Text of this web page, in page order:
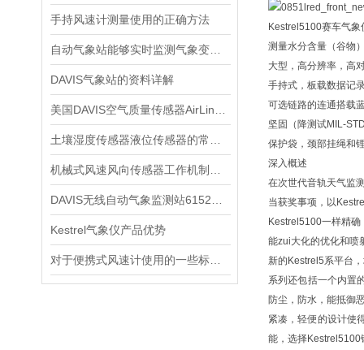
手持风速计测量使用的正确方法
DAVIS气象站的资料详解
Kestrel气象仪产品优势
Kestrel5100赛车气象
测量水分含量（谷物
大型，高分辨率，高
手持式，板载数据记
可选链路的连通搭载
坚固（降测试MIL-
保护袋，颈部挂绳和
深入概述
在次世代音轨天气监
当获奖事项，以
Kestrel5100一样精
能zui大化的优化和喷
新的Kestrel5系平台
系列还包括一个内置
防尘，防水，能抵御
紧凑，轻便的设计使
能，选择Kestrel5100